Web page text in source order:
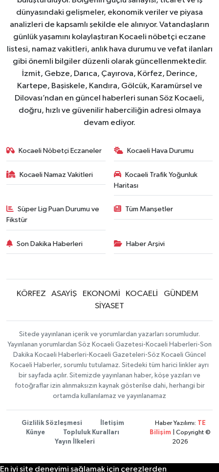
dünyasındaki gelişmeler, ekonomik veriler ve piyasa
analizleri de kapsamlı şekilde ele alınıyor. Vatandaşların
günlük yaşamını kolaylaştıran Kocaeli nöbetçi eczane
listesi, namaz vakitleri, anlık hava durumu ve vefat ilanları
gibi önemli bilgiler düzenli olarak güncellenmektedir.
İzmit, Gebze, Darıca, Çayırova, Körfez, Derince,
Kartepe, Başiskele, Kandıra, Gölcük, Karamürsel ve
Dilovası’ndan en güncel haberleri sunan Söz Kocaeli,
doğru, hızlı ve güvenilir haberciliğin adresi olmaya
devam ediyor.
Kocaeli Nöbetçi Eczaneler Kocaeli Hava Durumu
Kocaeli Namaz Vakitleri
Kocaeli Trafik Yoğunluk
Haritası
Süper Lig Puan Durumu ve
Fikstür
Tüm Manşetler
Son Dakika Haberleri Haber Arşivi
KÖRFEZ ASAYİŞ EKONOMİ KOCAELİ
GÜNDEM
SİYASET
Sitede yayınlanan içerik ve yorumlardan yazarları sorumludur.
Yayınlanan yorumlardan Söz Kocaeli Gazetesi-Kocaeli Haberleri-Son
Dakika Kocaeli Haberleri-Kocaeli Gazeteleri-Söz Kocaeli Güncel
Kocaeli Haberler, sorumlu tutulamaz. Sitedeki tüm harici linkler ayrı
bir sayfada açılır. Sitemizde yayınlanan haber, köşe yazıları ve
fotoğraflar izin alınmaksızın kaynak gösterilse dahi, herhangi bir
ortamda kullanılamaz ve yayınlanamaz
Gizlilik Sözleşmesi
İletişim
Künye
Topluluk Kuralları
Yayın İlkeleri
Haber Yazılımı:
TE
Bilişim | Copyright ©
2026
En iyi site deneyimi sağlamak için çerezlerden